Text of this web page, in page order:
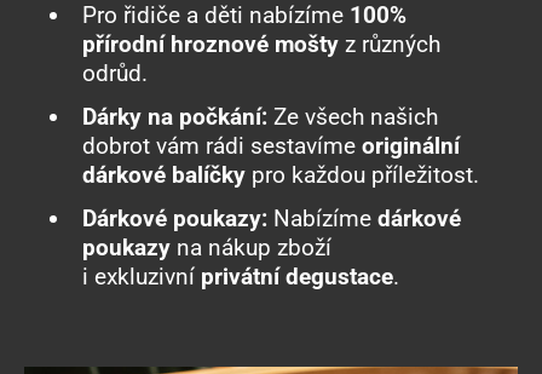
Pro řidiče a děti nabízíme 100%
přírodní hroznové moštyz různých
odrůd.
Dárky na počkání: Ze všech našich
dobrot vám rádi sestavíme originální
dárkové balíčkypro každou příležitost.
Dárkové poukazy: Nabízíme dárkové
poukazyna nákup zboží
i exkluzivní privátní degustace.